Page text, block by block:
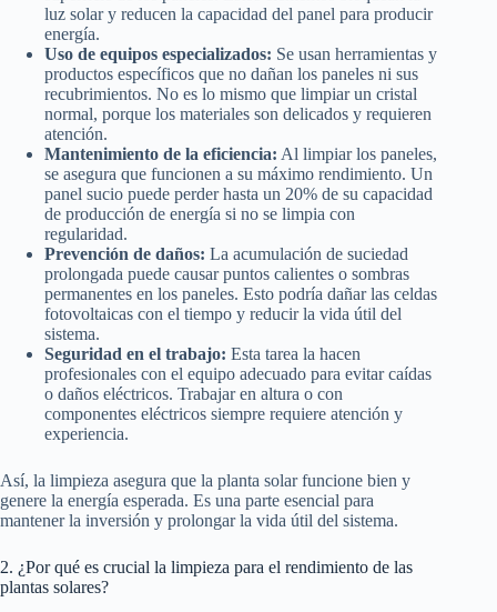
luz solar y reducen la capacidad del panel para producir
energía.
Uso de equipos especializados: Se usan herramientas y
productos específicos que no dañan los paneles ni sus
recubrimientos. No es lo mismo que limpiar un cristal
normal, porque los materiales son delicados y requieren
atención.
Mantenimiento de la eficiencia: Al limpiar los paneles,
se asegura que funcionen a su máximo rendimiento. Un
panel sucio puede perder hasta un 20% de su capacidad
de producción de energía si no se limpia con
regularidad.
Prevención de daños: La acumulación de suciedad
prolongada puede causar puntos calientes o sombras
permanentes en los paneles. Esto podría dañar las celdas
fotovoltaicas con el tiempo y reducir la vida útil del
sistema.
Seguridad en el trabajo: Esta tarea la hacen
profesionales con el equipo adecuado para evitar caídas
o daños eléctricos. Trabajar en altura o con
componentes eléctricos siempre requiere atención y
experiencia.
Así, la limpieza asegura que la planta solar funcione bien y
genere la energía esperada. Es una parte esencial para
mantener la inversión y prolongar la vida útil del sistema.
2. ¿Por qué es crucial la limpieza para el rendimiento de las
plantas solares?